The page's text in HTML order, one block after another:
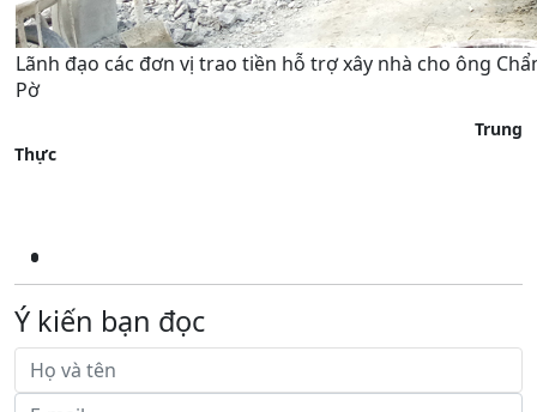
Lãnh đạo các đơn vị trao tiền hỗ trợ xây nhà cho ông
Pờ
Trung
Thực
Ý kiến bạn đọc